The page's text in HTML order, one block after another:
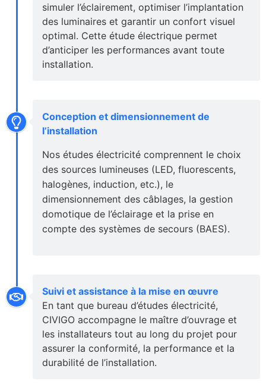
simuler l’éclairement, optimiser l’implantation
des luminaires et garantir un confort visuel
optimal. Cette étude électrique permet
d’anticiper les performances avant toute
installation.
Conception et dimensionnement de
l’installation
Nos études électricité comprennent le choix
des sources lumineuses (LED, fluorescents,
halogènes, induction, etc.), le
dimensionnement des câblages, la gestion
domotique de l’éclairage et la prise en
compte des systèmes de secours (BAES).
Suivi et assistance à la mise en œuvre
En tant que bureau d’études électricité,
CIVIGO accompagne le maître d’ouvrage et
les installateurs tout au long du projet pour
assurer la conformité, la performance et la
durabilité de l’installation.